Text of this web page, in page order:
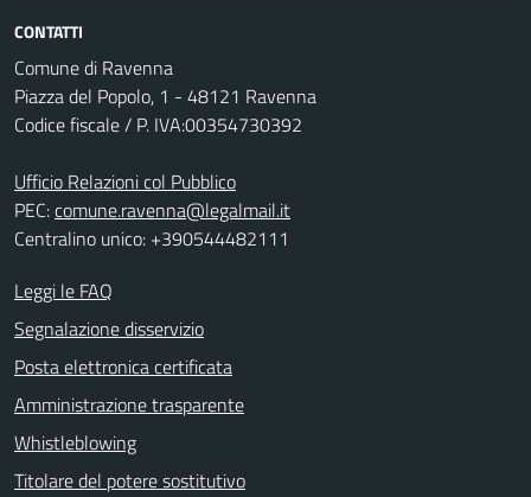
CONTATTI
Comune di Ravenna
Piazza del Popolo, 1 - 48121 Ravenna
Codice fiscale / P. IVA:00354730392
Ufficio Relazioni col Pubblico
PEC:comune.ravenna@legalmail.it
Centralino unico: +390544482111
Leggi le FAQ
Segnalazione disservizio
Posta elettronica certificata
Amministrazione trasparente
Whistleblowing
Titolare del potere sostitutivo